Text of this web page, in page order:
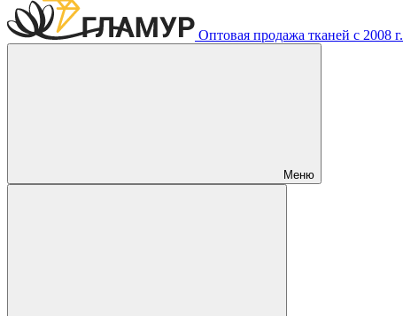
Оптовая продажа тканей с 2008 г.
Меню